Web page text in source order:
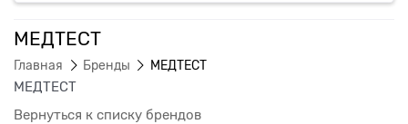
МЕДТЕСТ
Главная Бренды
МЕДТЕСТ
МЕДТЕСТ
Вернуться к списку брендов